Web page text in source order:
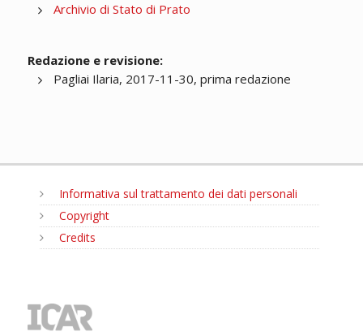
Archivio di Stato di Prato
Redazione e revisione:
Pagliai Ilaria, 2017-11-30, prima redazione
Informativa sul trattamento dei dati personali
Copyright
Credits